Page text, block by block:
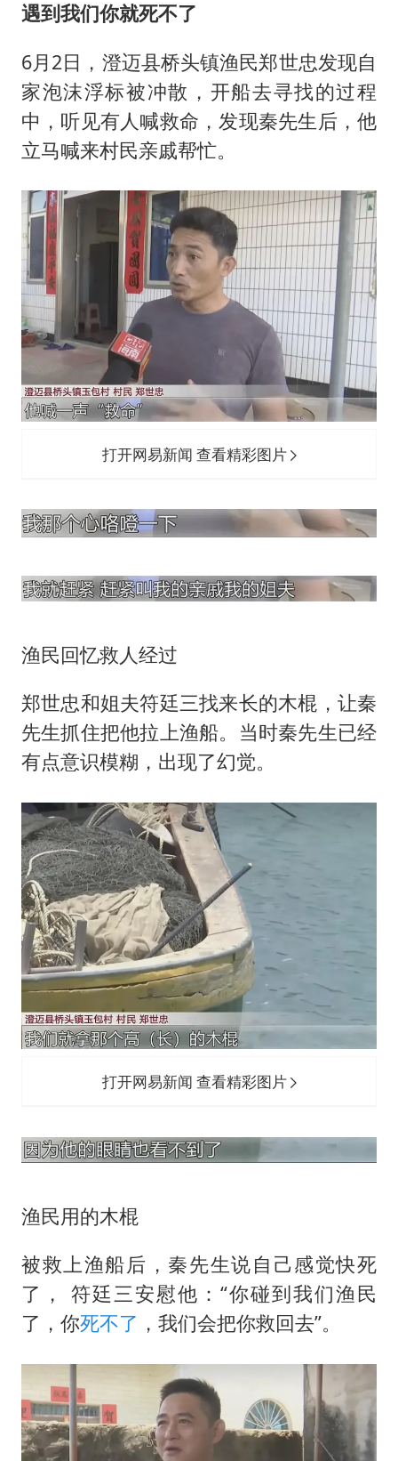
遇到我们你就死不了
6月2日，澄迈县桥头镇渔民郑世忠发现自
家泡沫浮标被冲散，开船去寻找的过程
中，听见有人喊救命，发现秦先生后，他
立马喊来村民亲戚帮忙。
打开网易新闻 查看精彩图片
渔民回忆救人经过
郑世忠和姐夫符廷三找来长的木棍，让秦
先生抓住把他拉上渔船。当时秦先生已经
有点意识模糊，出现了幻觉。
打开网易新闻 查看精彩图片
渔民用的木棍
被救上渔船后，秦先生说自己感觉快死
了， 符廷三安慰他：“你碰到我们渔民
了，你死不了 ，我们会把你救回去”。